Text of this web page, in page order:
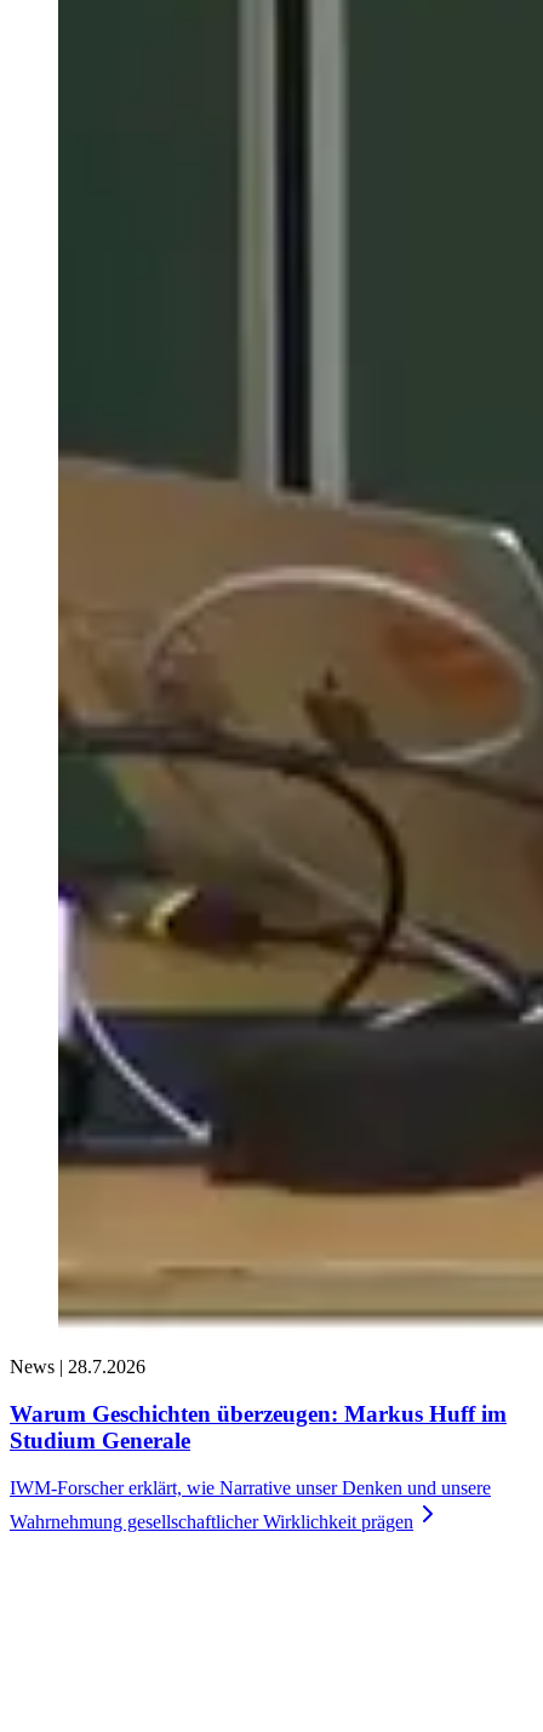
News | 28.7.2026
Warum Geschichten überzeugen: Markus Huff im
Studium Generale
IWM-Forscher erklärt, wie Narrative unser Denken und unsere
Wahrnehmung gesellschaftlicher Wirklichkeit prägen